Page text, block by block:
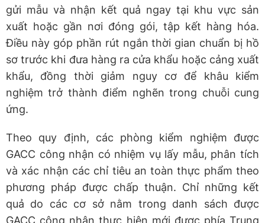
gửi mẫu và nhận kết quả ngay tại khu vực sản
xuất hoặc gần nơi đóng gói, tập kết hàng hóa.
Điều này góp phần rút ngắn thời gian chuẩn bị hồ
sơ trước khi đưa hàng ra cửa khẩu hoặc cảng xuất
khẩu, đồng thời giảm nguy cơ để khâu kiểm
nghiệm trở thành điểm nghẽn trong chuỗi cung
ứng.
Theo quy định, các phòng kiểm nghiệm được
GACC công nhận có nhiệm vụ lấy mẫu, phân tích
và xác nhận các chỉ tiêu an toàn thực phẩm theo
phương pháp được chấp thuận. Chỉ những kết
quả do các cơ sở nằm trong danh sách được
GACC công nhận thực hiện mới được phía Trung